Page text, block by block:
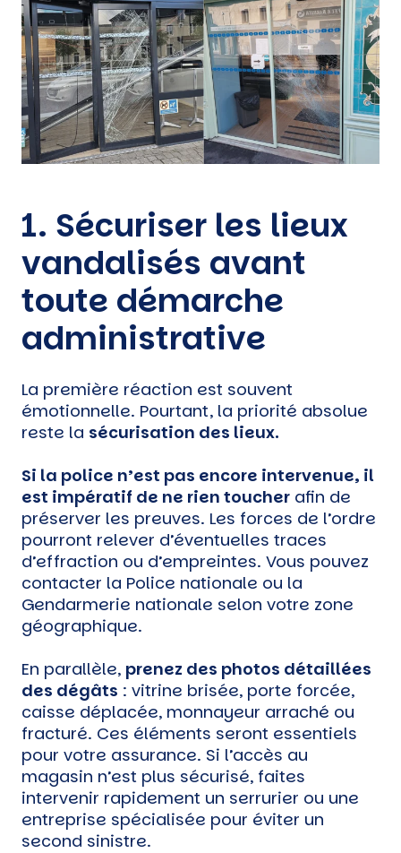
1. Sécuriser les lieux
vandalisés avant
toute démarche
administrative
La première réaction est souvent
émotionnelle. Pourtant, la priorité absolue
reste la sécurisation des lieux.
Si la police n’est pas encore intervenue, il
est impératif de ne rien toucher afin de
préserver les preuves. Les forces de l’ordre
pourront relever d’éventuelles traces
d’effraction ou d’empreintes. Vous pouvez
contacter la Police nationale ou la
Gendarmerie nationale selon votre zone
géographique.
En parallèle, prenez des photos détaillées
des dégâts : vitrine brisée, porte forcée,
caisse déplacée, monnayeur arraché ou
fracturé. Ces éléments seront essentiels
pour votre assurance. Si l’accès au
magasin n’est plus sécurisé, faites
intervenir rapidement un serrurier ou une
entreprise spécialisée pour éviter un
second sinistre.